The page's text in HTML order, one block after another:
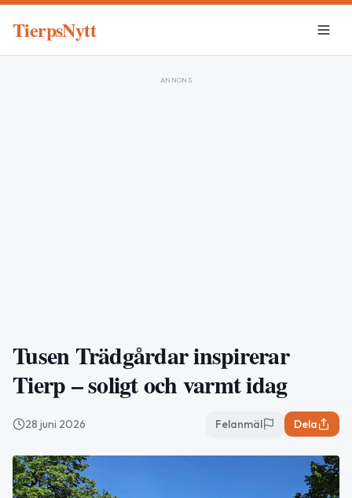
TierpsNytt
ANNONS
Tusen Trädgårdar inspirerar
Tierp – soligt och varmt idag
28 juni 2026 Felanmäl Dela